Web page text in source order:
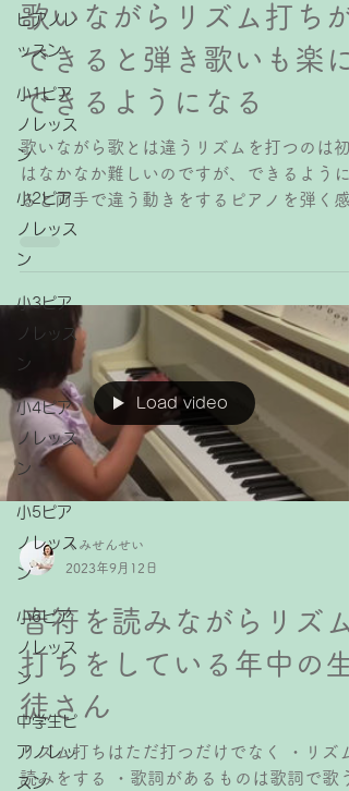
ピアノレ
ッスン
小1ピア
ノレッス
ン
小2ピア
ノレッス
ン
小3ピア
ノレッス
ン
小4ピア
ノレッス
ン
小5ピア
ノレッス
ン
小6ピア
ノレッス
ン
中学生ピ
アノレッ
スン
歌いながらリズム打ちが
できると弾き歌いも楽に
できるようになる
歌いながら歌とは違うリズムを打つのは初
はなかなか難しいのですが、できるように
ると両手で違う動きをするピアノを弾く感
がつかめます。 また、小さいうちから歌い
ながら何かをすることに慣れておくと、将
Load video
くみせんせい
2023年9月12日
音符を読みながらリズム
打ちをしている年中の生
徒さん
リズム打ちはただ打つだけでなく ・リズム
読みをする ・歌詞があるものは歌詞で歌う